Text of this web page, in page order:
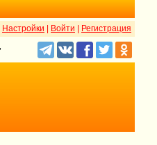
Настройки Войти Регистрация